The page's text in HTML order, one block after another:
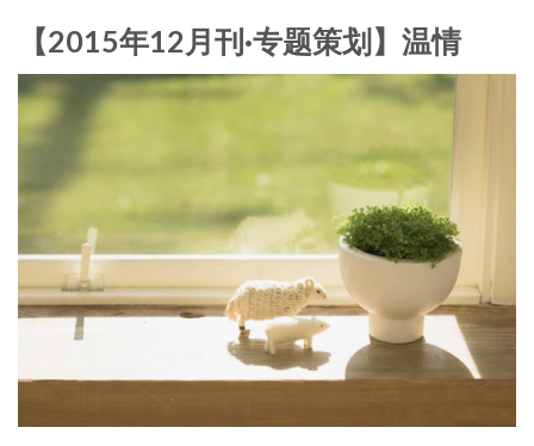
【2015年12月刊·专题策划】温情